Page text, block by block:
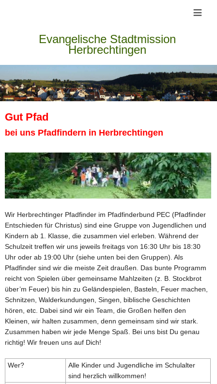
≡
Evangelische Stadtmission
Herbrechtingen
Gut Pfad
bei uns Pfadfindern in Herbrechtingen
Wir Herbrechtinger Pfadfinder im Pfadfinderbund PEC (Pfadfinder
Entschieden für Christus) sind eine Gruppe von Jugendlichen und
Kindern ab 1. Klasse, die zusammen viel erleben. Während der
Schulzeit treffen wir uns jeweils freitags von 16:30 Uhr bis 18:30
Uhr oder ab 19:00 Uhr (siehe unten bei den Gruppen). Als
Pfadfinder sind wir die meiste Zeit draußen. Das bunte Programm
reicht von Spielen über gemeinsame Mahlzeiten (z. B. Stockbrot
über’m Feuer) bis hin zu Geländespielen, Basteln, Feuer machen,
Schnitzen, Walderkundungen, Singen, biblische Geschichten
hören, etc. Dabei sind wir ein Team, die Großen helfen den
Kleinen, wir halten zusammen, denn gemeinsam sind wir stark.
Zusammen haben wir jede Menge Spaß. Bei uns bist Du genau
richtig! Wir freuen uns auf Dich!
Wer?
Alle Kinder und Jugendliche im Schulalter
sind herzlich willkommen!